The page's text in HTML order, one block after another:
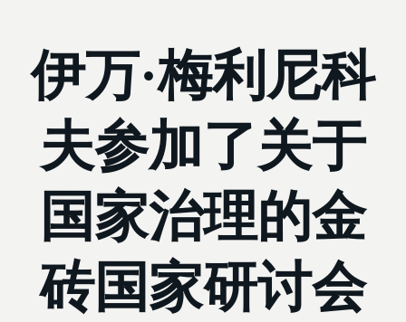
伊万·梅利尼科
夫参加了关于
国家治理的金
砖国家研讨会